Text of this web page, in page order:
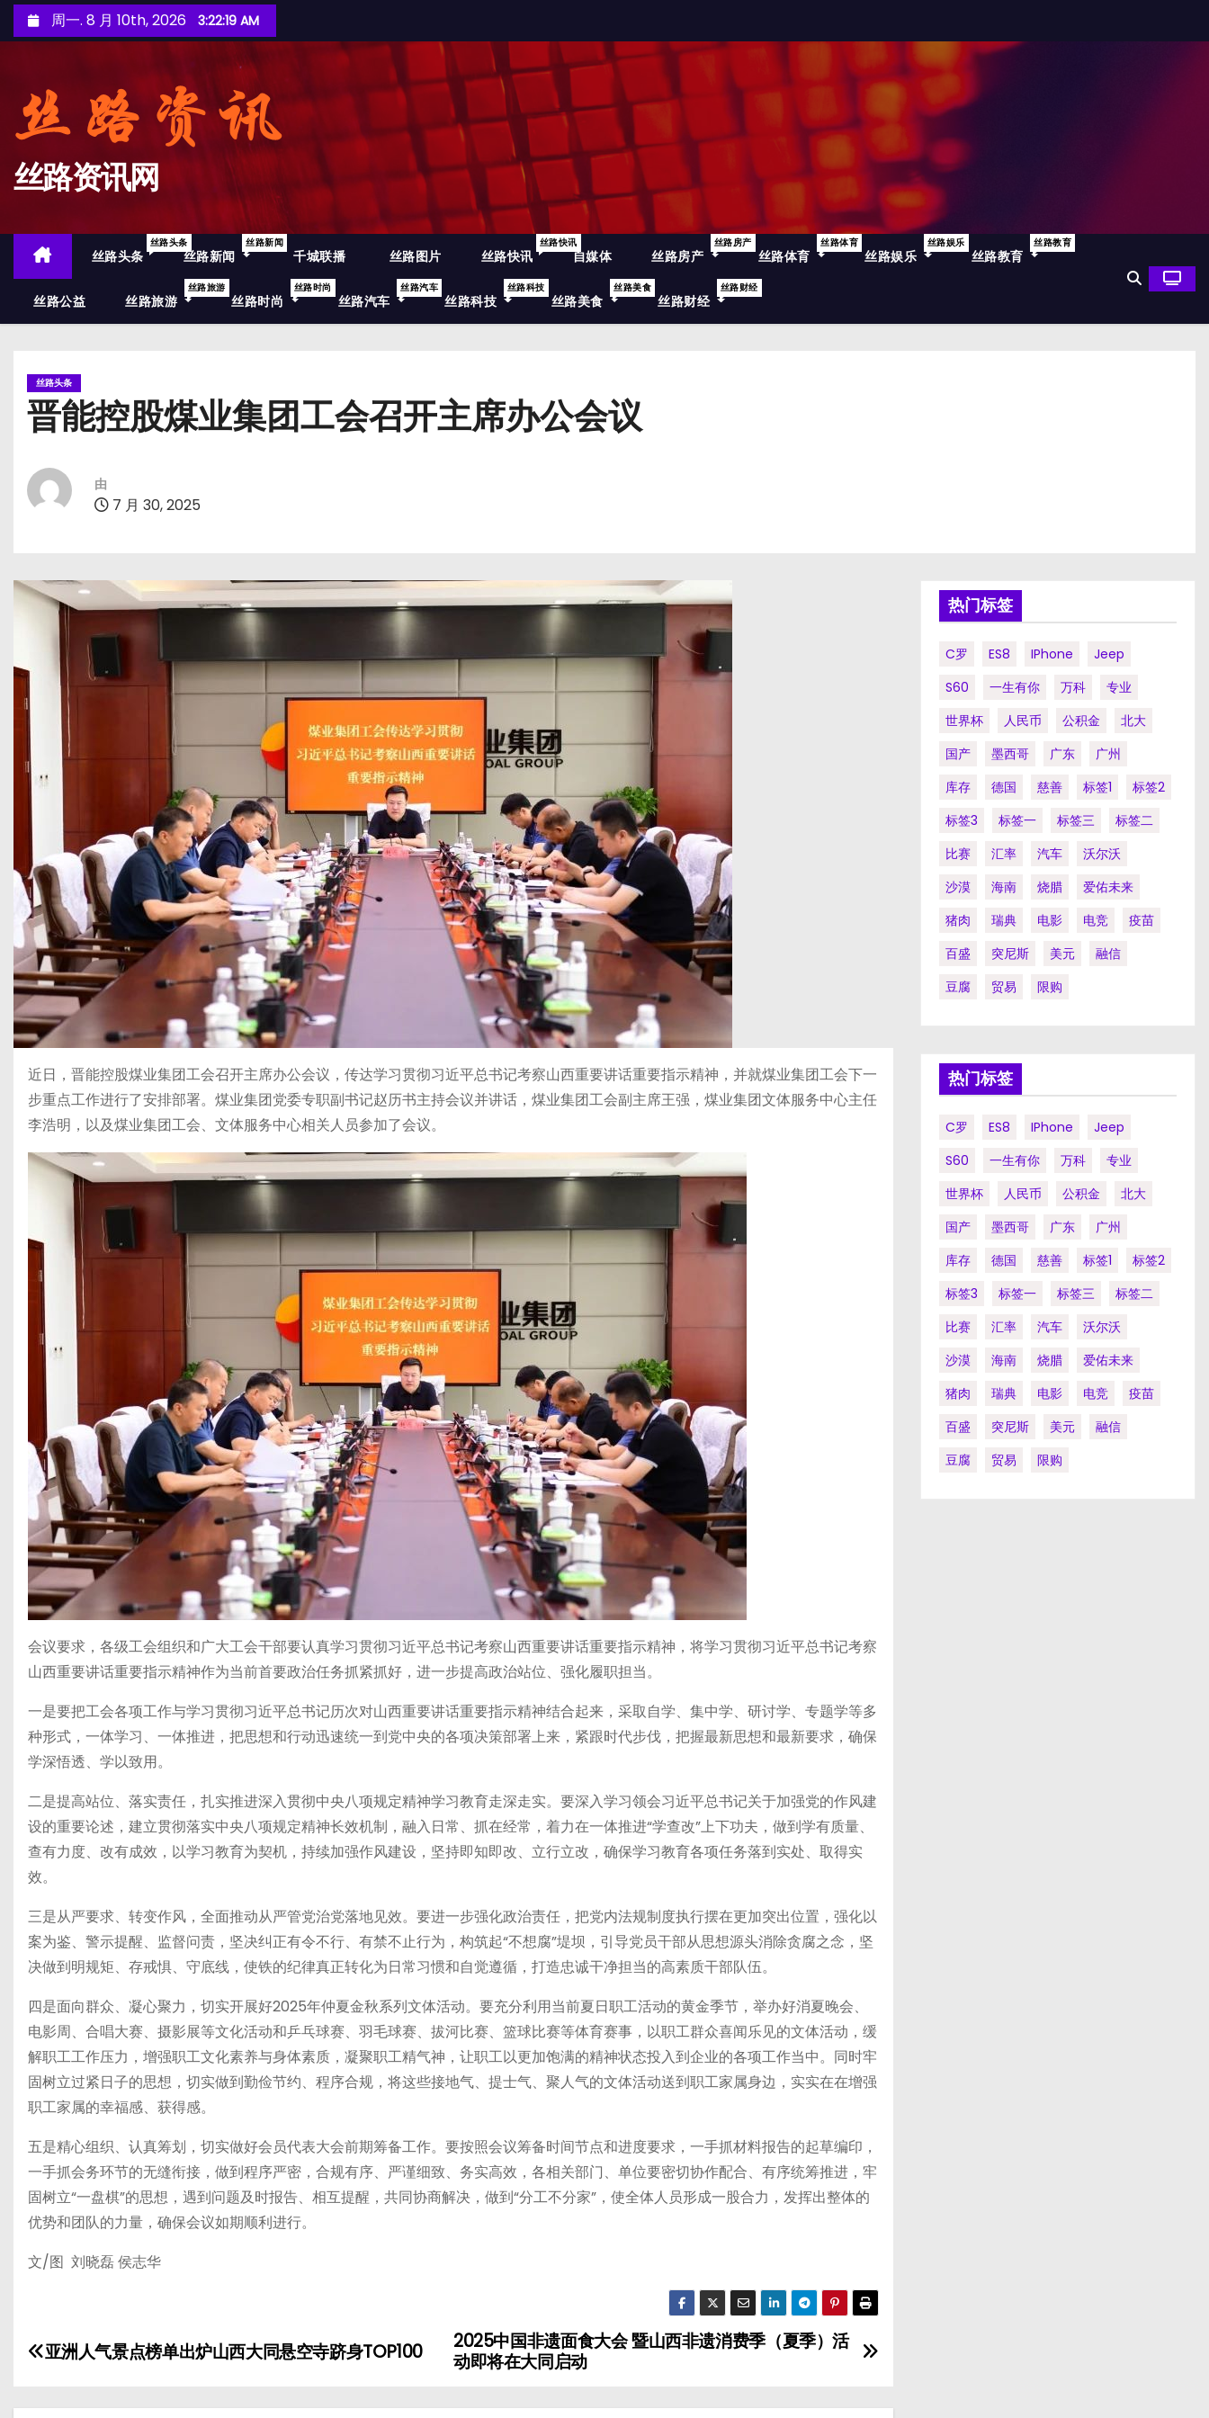
至
周一. 8 月 10th, 2026 3:22:21 AM
丝路资讯网
丝路头条
丝路头条
丝路新闻
丝路新闻
千城联播 丝路图片 丝路快讯
丝路快讯
自媒体 丝路房产
丝路房产
丝路体育
丝路体育
丝路娱乐
丝路娱乐
丝路教育
丝路教育
丝路公益 丝路旅游
丝路旅游
丝路时尚
丝路时尚
丝路汽车
丝路汽车
丝路科技
丝路科技
丝路美食
丝路美食
丝路财经
丝路财经
丝路头条
晋能控股煤业集团工会召开主席办公会议
由
7 月 30, 2025
近日，晋能控股煤业集团工会召开主席办公会议，传达学习贯彻习近平总书记考察山西重要讲话重要指示精神，并就煤业集团工会下一
步重点工作进行了安排部署。煤业集团党委专职副书记赵历书主持会议并讲话，煤业集团工会副主席王强，煤业集团文体服务中心主任
李浩明，以及煤业集团工会、文体服务中心相关人员参加了会议。
会议要求，各级工会组织和广大工会干部要认真学习贯彻习近平总书记考察山西重要讲话重要指示精神，将学习贯彻习近平总书记考察
山西重要讲话重要指示精神作为当前首要政治任务抓紧抓好，进一步提高政治站位、强化履职担当。
一是要把工会各项工作与学习贯彻习近平总书记历次对山西重要讲话重要指示精神结合起来，采取自学、集中学、研讨学、专题学等多
种形式，一体学习、一体推进，把思想和行动迅速统一到党中央的各项决策部署上来，紧跟时代步伐，把握最新思想和最新要求，确保
学深悟透、学以致用。
二是提高站位、落实责任，扎实推进深入贯彻中央八项规定精神学习教育走深走实。要深入学习领会习近平总书记关于加强党的作风建
设的重要论述，建立贯彻落实中央八项规定精神长效机制，融入日常、抓在经常，着力在一体推进“学查改”上下功夫，做到学有质量、
查有力度、改有成效，以学习教育为契机，持续加强作风建设，坚持即知即改、立行立改，确保学习教育各项任务落到实处、取得实
效。
三是从严要求、转变作风，全面推动从严管党治党落地见效。要进一步强化政治责任，把党内法规制度执行摆在更加突出位置，强化以
案为鉴、警示提醒、监督问责，坚决纠正有令不行、有禁不止行为，构筑起“不想腐”堤坝，引导党员干部从思想源头消除贪腐之念，坚
决做到明规矩、存戒惧、守底线，使铁的纪律真正转化为日常习惯和自觉遵循，打造忠诚干净担当的高素质干部队伍。
四是面向群众、凝心聚力，切实开展好2025年仲夏金秋系列文体活动。要充分利用当前夏日职工活动的黄金季节，举办好消夏晚会、
电影周、合唱大赛、摄影展等文化活动和乒乓球赛、羽毛球赛、拔河比赛、篮球比赛等体育赛事，以职工群众喜闻乐见的文体活动，缓
解职工工作压力，增强职工文化素养与身体素质，凝聚职工精气神，让职工以更加饱满的精神状态投入到企业的各项工作当中。同时牢
固树立过紧日子的思想，切实做到勤俭节约、程序合规，将这些接地气、提士气、聚人气的文体活动送到职工家属身边，实实在在增强
职工家属的幸福感、获得感。
五是精心组织、认真筹划，切实做好会员代表大会前期筹备工作。要按照会议筹备时间节点和进度要求，一手抓材料报告的起草编印，
一手抓会务环节的无缝衔接，做到程序严密，合规有序、严谨细致、务实高效，各相关部门、单位要密切协作配合、有序统筹推进，牢
固树立“一盘棋”的思想，遇到问题及时报告、相互提醒，共同协商解决，做到“分工不分家”，使全体人员形成一股合力，发挥出整体的
优势和团队的力量，确保会议如期顺利进行。
文/图 刘晓磊 侯志华
文
2025中国非遗面食大会 暨山西非遗消费季（夏季）活
动即将在大同启动
亚洲人气景点榜单出炉山西大同悬空寺跻身TOP100
热门标签
C罗 ES8 IPhone
Jeep
S60
一生有你 万科
专业
世界杯
人民币 公积金
北大
国产
墨西哥 广东
广州
库存
德国 慈善 标签1
标签2
标签3
标签一 标签三
标签二
比赛
汇率 汽车
沃尔沃
沙漠
海南 烧腊
爱佑未来
猪肉
瑞典 电影 电竞
疫苗
百盛
突尼斯 美元
融信
豆腐
贸易 限购
热门标签
C罗 ES8 IPhone
Jeep
S60
一生有你 万科
专业
世界杯
人民币 公积金
北大
国产
墨西哥 广东
广州
库存
德国 慈善 标签1
标签2
标签3
标签一 标签三
标签二
比赛
汇率 汽车
沃尔沃
沙漠
海南 烧腊
爱佑未来
猪肉
瑞典 电影 电竞
疫苗
百盛
突尼斯 美元
融信
豆腐
贸易 限购